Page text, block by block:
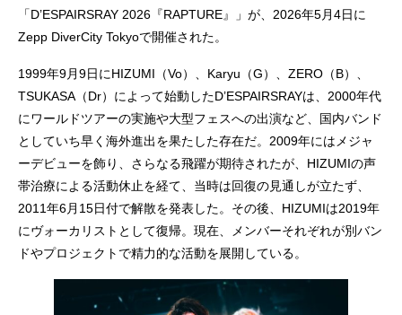
「D’ESPAIRSRAY 2026『RAPTURE』」が、2026年5月4日に
Zepp DiverCity Tokyoで開催された。
1999年9月9日にHIZUMI（Vo）、Karyu（G）、ZERO（B）、
TSUKASA（Dr）によって始動したD’ESPAIRSRAYは、2000年代
にワールドツアーの実施や大型フェスへの出演など、国内バンド
としていち早く海外進出を果たした存在だ。2009年にはメジャ
ーデビューを飾り、さらなる飛躍が期待されたが、HIZUMIの声
帯治療による活動休止を経て、当時は回復の見通しが立たず、
2011年6月15日付で解散を発表した。その後、HIZUMIは2019年
にヴォーカリストとして復帰。現在、メンバーそれぞれが別バン
ドやプロジェクトで精力的な活動を展開している。